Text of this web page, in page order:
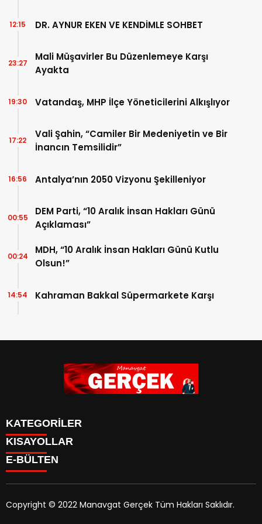
DR. AYNUR EKEN VE KENDİMLE SOHBET
12:15
Mali Müşavirler Bu Düzenlemeye Karşı
Ayakta
23:27
Vatandaş, MHP İlçe Yöneticilerini Alkışlıyor
19:30
Vali Şahin, “Camiler Bir Medeniyetin ve Bir
İnancın Temsilidir”
17:22
Antalya’nın 2050 Vizyonu Şekilleniyor
16:56
DEM Parti, “10 Aralık İnsan Hakları Günü
Açıklaması”
00:55
MDH, “10 Aralık İnsan Hakları Günü Kutlu
Olsun!”
00:24
Kahraman Bakkal Süpermarkete Karşı
14:54
KATEGORİLER
Siyaset
Eğitim
Yazarlar
KISAYOLLAR
E-BÜLTEN
Copyright © 2022 Manavgat Gerçek Tüm Hakları Saklıdır.